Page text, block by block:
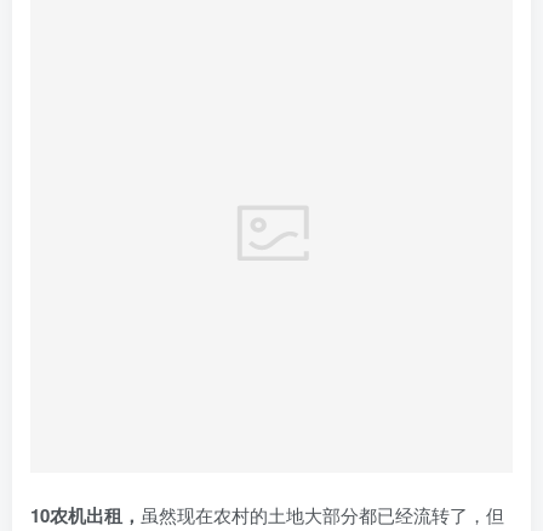
10农机出租， 虽然现在农村的土地大部分都已经流转了，但